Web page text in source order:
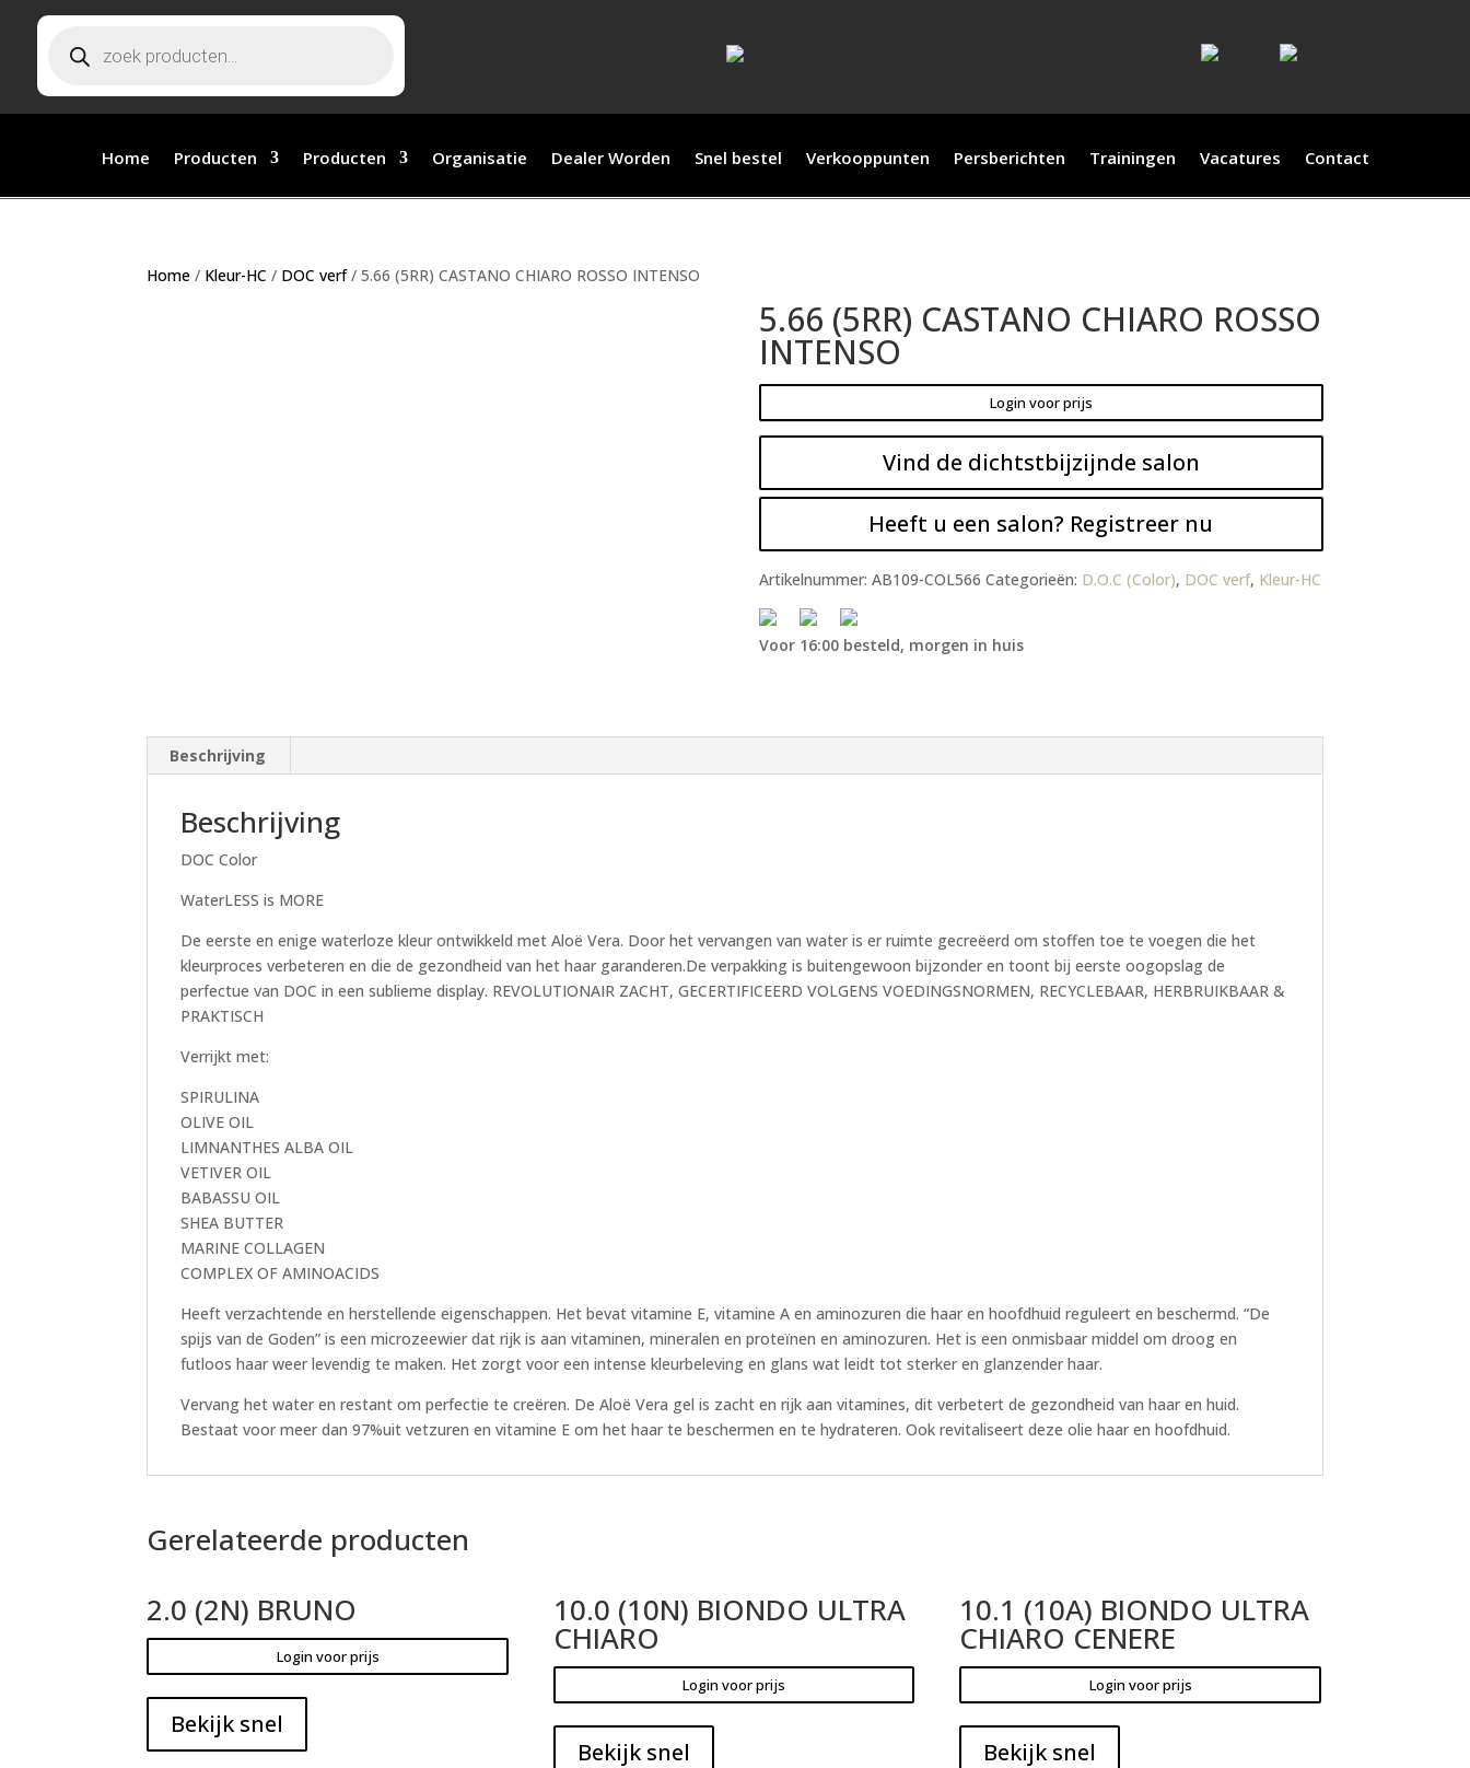
Home Producten Producten Organisatie Dealer Worden Snel bestel Verkooppunten Persberichten Trainingen Vacatures Contact
Home / Kleur-HC / DOC verf/ 5.66 (5RR) CASTANO CHIARO ROSSO INTENSO
5.66 (5RR) CASTANO CHIARO ROSSO
INTENSO
Login voor prijs
Vind de dichtstbijzijnde salon
Heeft u een salon? Registreer nu
Artikelnummer: AB109-COL566 Categorieën: D.O.C (Color), DOC verf, Kleur-HC
Voor 16:00 besteld, morgen in huis
Beschrijving
Beschrijving
DOC Color
WaterLESS is MORE
De eerste en enige waterloze kleur ontwikkeld met Aloë Vera. Door het vervangen van water is er ruimte gecreëerd om stoffen toe te voegen die het
kleurproces verbeteren en die de gezondheid van het haar garanderen.De verpakking is buitengewoon bijzonder en toont bij eerste oogopslag de
perfectue van DOC in een sublieme display. REVOLUTIONAIR ZACHT, GECERTIFICEERD VOLGENS VOEDINGSNORMEN, RECYCLEBAAR, HERBRUIKBAAR &
PRAKTISCH
Verrijkt met:
SPIRULINA
OLIVE OIL
LIMNANTHES ALBA OIL
VETIVER OIL
BABASSU OIL
SHEA BUTTER
MARINE COLLAGEN
COMPLEX OF AMINOACIDS
Heeft verzachtende en herstellende eigenschappen. Het bevat vitamine E, vitamine A en aminozuren die haar en hoofdhuid reguleert en beschermd. “De
spijs van de Goden” is een microzeewier dat rijk is aan vitaminen, mineralen en proteïnen en aminozuren. Het is een onmisbaar middel om droog en
futloos haar weer levendig te maken. Het zorgt voor een intense kleurbeleving en glans wat leidt tot sterker en glanzender haar.
Vervang het water en restant om perfectie te creëren. De Aloë Vera gel is zacht en rijk aan vitamines, dit verbetert de gezondheid van haar en huid.
Bestaat voor meer dan 97%uit vetzuren en vitamine E om het haar te beschermen en te hydrateren. Ook revitaliseert deze olie haar en hoofdhuid.
Gerelateerde producten
2.0 (2N) BRUNO
Login voor prijs
Bekijk snel
10.0 (10N) BIONDO ULTRA
CHIARO
Login voor prijs
Bekijk snel
10.1 (10A) BIONDO ULTRA
CHIARO CENERE
Login voor prijs
Bekijk snel